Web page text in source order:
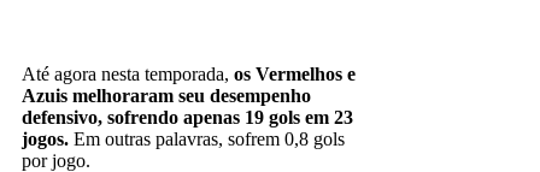
Até agora nesta temporada, os Vermelhos e
Azuis melhoraram seu desempenho
defensivo, sofrendo apenas 19 gols em 23
jogos. Em outras palavras, sofrem 0,8 gols
por jogo.